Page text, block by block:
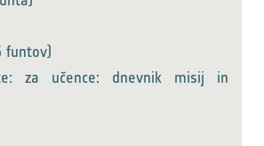
funtov)
za učence: dnevnik misij in